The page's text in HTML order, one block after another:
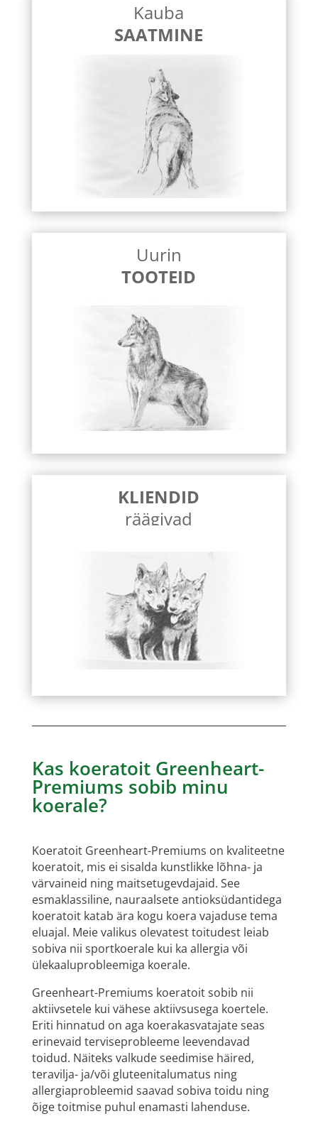
Kauba
SAATMINE
Uurin
TOOTEID
KLIENDID
räägivad
Kas koeratoit Greenheart-
Premiums sobib minu
koerale?
Koeratoit Greenheart-Premiums on kvaliteetne
koeratoit, mis ei sisalda kunstlikke lõhna- ja
värvaineid ning maitsetugevdajaid. See
esmaklassiline, nauraalsete antioksüdantidega
koeratoit katab ära kogu koera vajaduse tema
eluajal. Meie valikus olevatest toitudest leiab
sobiva nii sportkoerale kui ka allergia või
ülekaaluprobleemiga koerale.
Greenheart-Premiums koeratoit sobib nii
aktiivsetele kui vähese aktiivsusega koertele.
Eriti hinnatud on aga koerakasvatajate seas
erinevaid terviseprobleeme leevendavad
toidud. Näiteks valkude seedimise häired,
teravilja- ja/või gluteenitalumatus ning
allergiaprobleemid saavad sobiva toidu ning
õige toitmise puhul enamasti lahenduse.